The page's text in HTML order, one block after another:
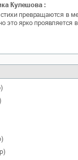
Кулешова :
превращаются в
это ярко проявляется